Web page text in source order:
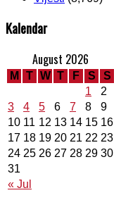
Kalendar
August 2026
M T W T F S S
« Jul
1
2
3
4 5 6 7 8
9
10 11 12 13 14 15 16
17 18 19 20 21 22 23
24 25 26 27 28 29 30
31